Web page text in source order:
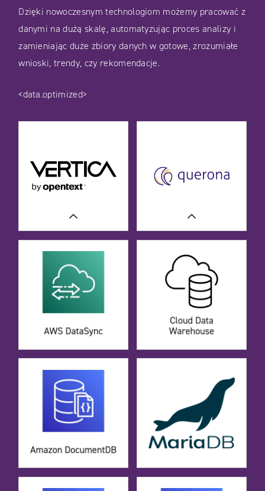
Dzięki nowoczesnym technologiom możemy pracować z
danymi na dużą skalę, automatyzując proces analizy i
zamieniając duże zbiory danych w gotowe, zrozumiałe
wnioski, trendy, czy rekomendacje.
<data.optimized>
CASE STUDIES